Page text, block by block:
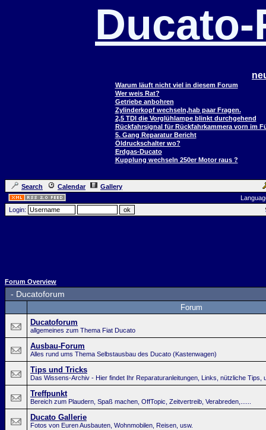
Warum läuft nicht viel in diesem Forum
Wer weis Rat?
Getriebe anbohren
Zylinderkopf wechseln,hab paar Fragen.
2,5 TDI die Vorglühlampe blinkt durchgehend
Rückfahrsignal für Rückfahrkammera vorn im
5. Gang Reparatur Bericht
Öldruckschalter wo?
Erdgas-Ducato
Kupplung wechseln 250er Motor raus ?
Search Calendar
Gallery
Login:
Forum Overview
- Ducatoforum
Forum
Ducatoforum
allgemeines zum Thema Fiat Ducato
Ausbau-Forum
Alles rund ums Thema Selbstausbau des Ducato (Kastenwagen)
Tips und Tricks
Das Wissens-Archiv - Hier findet Ihr Reparaturanleitungen, Links, nützliche Tips,
Treffpunkt
Bereich zum Plaudern, Spaß machen, OffTopic, Zeitvertreib, Verabreden,......
Ducato Gallerie
Fotos von Euren Ausbauten, Wohnmobilen, Reisen, usw.